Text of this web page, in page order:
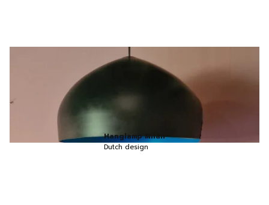
Hanglamp Milan
Dutch design